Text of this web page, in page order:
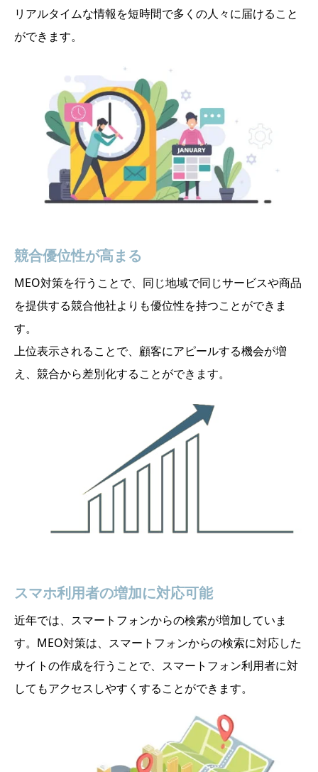
リアルタイムな情報を短時間で多くの人々に届けること
ができます。
競合優位性が高まる
MEO対策を行うことで、同じ地域で同じサービスや商品
を提供する競合他社よりも優位性を持つことができま
す。
上位表示されることで、顧客にアピールする機会が増
え、競合から差別化することができます。
スマホ利用者の増加に対応可能
近年では、スマートフォンからの検索が増加していま
す。MEO対策は、スマートフォンからの検索に対応した
サイトの作成を行うことで、スマートフォン利用者に対
してもアクセスしやすくすることができます。